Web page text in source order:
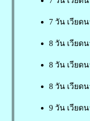
7 วัน เวียด
8 วัน เวียด
8 วัน เวียด
8 วัน เวียด
9 วัน เวียด